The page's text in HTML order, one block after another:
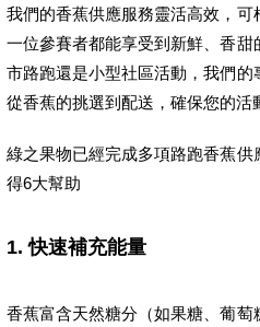
我們的香蕉供應服務靈活高效，
一位參賽者都能享受到新鮮、香
市路跑還是小型社區活動，我們的
從香蕉的挑選到配送，確保您的活
綠之果物已經完成多項路跑香蕉
得6大幫助
1.快速補充能量
香蕉富含天然糖分（如果糖、葡